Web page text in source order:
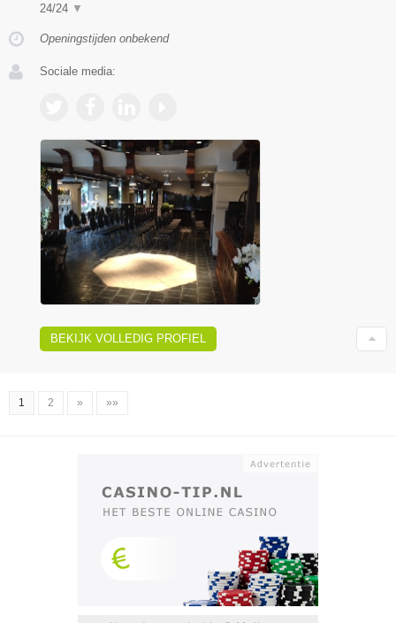
24/24 ▼
Openingstijden onbekend
Sociale media:
BEKIJK VOLLEDIG PROFIEL
1 2 » »»